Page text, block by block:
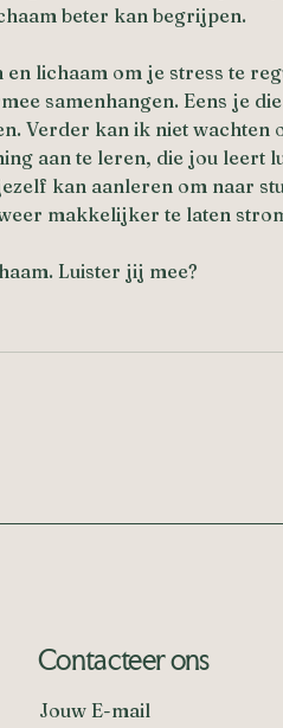
beter kan begrijpen.
lichaam om je stress te
samenhangen. Eens je
Verder kan ik niet wachten
aan te leren, die jou leert
kan aanleren om naar
makkelijker te laten
Luister jij mee?
Contacteer ons
Jouw E-mail